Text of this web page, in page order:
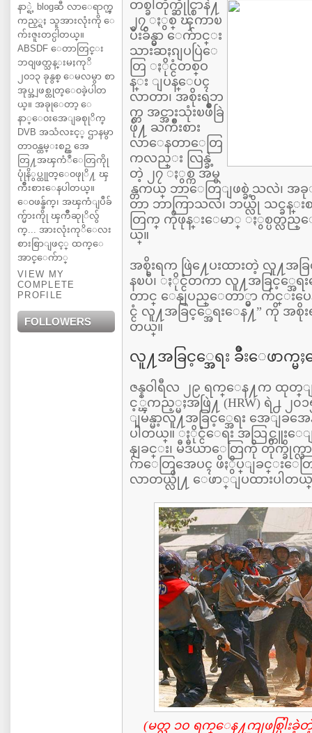
နာ္ရဲ့ blogဆီ လာေရာက္ၾ
ကည့္ရႈ သူအားလုံးကို ေ
က်းဇူးတင္ပါတယ္။
ABSDF ေတာတြင္း
ဘ၀ျဖတ္သန္းမႈကုိ
၂၀၁၃ ခုနွစ္ ေမလမွာ စာ
အုပ္အျဖစ္ထုတ္ေ၀ခဲ့ပါတ
ယ္။ အခုုေတာ့ ေ
နာ္ေ၀းအေျခစုုိက္
DVB အသံလႊင့္ ဌာနမွာ
တာ၀န္ထမ္းစဥ္က အေ
တြ႔အၾကံဳေတြကိုု
ပုုံနိွပ္ထုုတ္ေ၀ဖုုိ႔ ၾ
ကိဳးစားေနပါတယ္။
ေ၀ဖန္ခ်က္၊ အၾကံျပဳခ်
က္မ်ားကိုု ၾကိဳဆုုိလ်ွ
က္... အားလုံးကုိေလး
စားစြာျဖင့္ ထက္ေ
အာင္ေက်ာ္
VIEW MY
COMPLETE
PROFILE
FOLLOWERS
တစ္ခါတိုက္ဆိုင္စြာနဲ႔
၂၇ ႏွစ္ ၾကာၿ
ပီးခ်ိန္မွာ ေက်ာင္း
သားဆႏၵျပပြဲေ
တြ ႏိုင္ငံတစ္ဝ
န္း ျပန္ေပၚ
လာတာ၊ အစိုးရဘ
က္က အင္အားသုံးၿဖဳိခြဲ
ဖို႔ ႀကိဳးစား
လာေနတာေတြ
ကလည္း လြန္ခဲ့
တဲ့ ၂၇ ႏွစ္က အမွ
န္တကယ္ ဘာေတြျဖစ္ခဲ့သလဲ၊ အ
တာ ဘာကြာသလဲ၊ ဘယ္လို သင္ခ
တြက္ ကိုဖုန္းေမာ္ ႏွစ္ပတ္လည္ေန
ယ္။
အစိုးရက ဖြဲ႔ေပးထားတဲ့ လူ႔အ
နၿပီ၊ ႏိုင္ငံတကာ လူ႔အခြင့္အေ
တာင္ ေနျပည္ေတာ္မွာ က်င္းပေ
င္ငံ လူ႔အခြင့္အေရးေန႔” ကို အ
တယ္။
လူ႔အခြင့္အေရး ခ်ဳိးေဖာ
ဇန္နဝါရီလ ၂၉ ရက္ေန႔က ထုတ္ျ
င့္ၾကည့္မႈအဖြဲ႔ (HRW) ရဲ႕ ၂
ျမန္မာ့လူ႔အခြင့္အေရး အေျခအ
ပါတယ္။ ႏိုင္ငံေရး အသြင္ကူးေျ
နျခင္း၊ မီဒီယာေတြကို တိုက္ခိုက္
ဂ်ာေတြအေပၚ ဖိႏွိပ္ျခင္းေတ
လာတယ္လို႔ ေဖာ္ျပထားပါတယ္
(မတ္လ ၁၀ ရက္ေန႔ကျဖစ္ပြါ